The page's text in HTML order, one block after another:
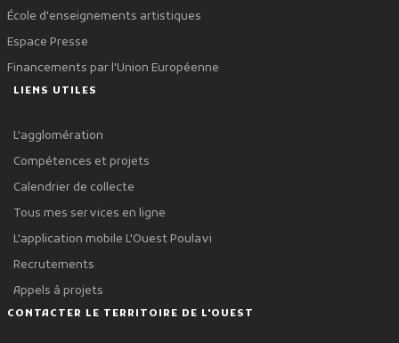
École d'enseignements artistiques
Espace Presse
Financements par l'Union Européenne
LIENS UTILES
L'agglomération
Compétences et projets
Calendrier de collecte
Tous mes services en ligne
L'application mobile L'Ouest Poulavi
Recrutements
Appels à projets
CONTACTER LE TERRITOIRE DE L'OUEST